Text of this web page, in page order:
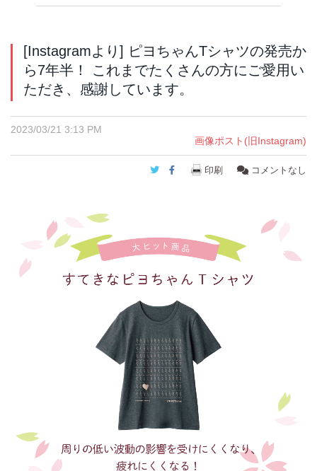
[Instagramより] ピヨちゃんTシャツの発売か
ら7年半！ これまでたくさんの方にご愛用い
ただき、感謝しています。
2023/03/21 3:13 PM
画像ポスト(旧Instagram)
Twitter
Facebook
印刷 コメントなし